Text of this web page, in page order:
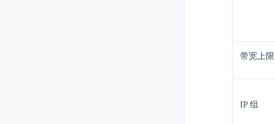
带宽上限
IP 组